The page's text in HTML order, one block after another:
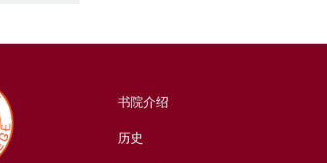
书院介绍
历史